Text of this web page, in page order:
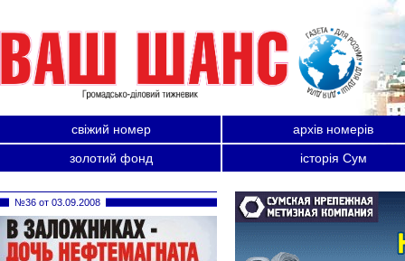
свіжий номер
архів номерів
золотий фонд
історія Сум
№36 от 03.09.2008